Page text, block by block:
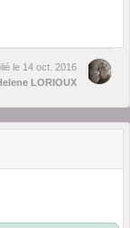
le 14 oct. 2016
LORIOUX